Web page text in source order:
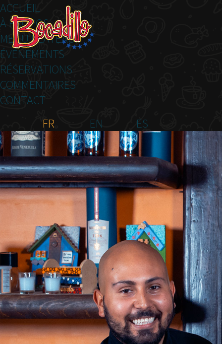
ACCUEIL
À PROPOS
MENU PLATEAU
ÉVÉNEMENTS
RÉSERVATIONS
COMMENTAIRES
CONTACT
FR
EN ES